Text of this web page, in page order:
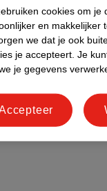
cookies om je
en makkelijker
we dat je ook
je accepteert. Je
je gegevens